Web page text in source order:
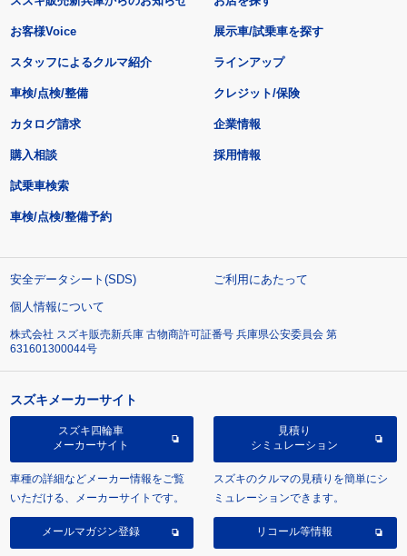
お客様Voice
スタッフによるクルマ紹介
展示車/試乗車を探す
ラインアップ
車検/点検/整備 クレジット/保険
カタログ請求
購入相談
試乗車検索
車検/点検/整備予約
企業情報
採用情報
安全データシート(SDS)
ご利用にあたって
個人情報について
株式会社 スズキ販売新兵庫 古物商許可証番号 兵庫県公安委員会 第
631601300044号
スズキメーカーサイト
スズキ四輪車
メーカーサイト
車種の詳細などメーカー情報をご覧
いただける、メーカーサイトです。
見積り
シミュレーション
スズキのクルマの見積りを簡単にシ
ミュレーションできます。
メールマガジン登録 リコール等情報